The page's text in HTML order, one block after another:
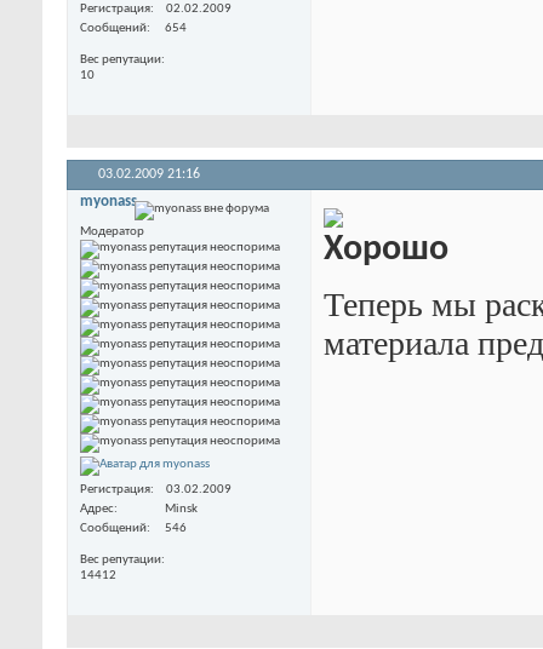
Регистрация
02.02.2009
Сообщений
654
Вес репутации
10
03.02.2009 21:16
myonass
Модератор
Регистрация
03.02.2009
Адрес
Minsk
Сообщений
546
Вес репутации
14412
Теперь мы
материала